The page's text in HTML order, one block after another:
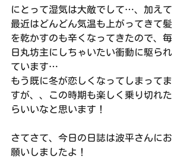
にとって湿気は大敵でして…、加えて
最近はどんどん気温も上がってきて髪
を乾かすのも辛くなってきたので、毎
日丸坊主にしちゃいたい衝動に駆られ
ています…
もう既に冬が恋しくなってしまってま
すが、、この時期も楽しく乗り切れた
らいいなと思います！
さてさて、今日の日誌は波平さんにお
願いしましたよ！